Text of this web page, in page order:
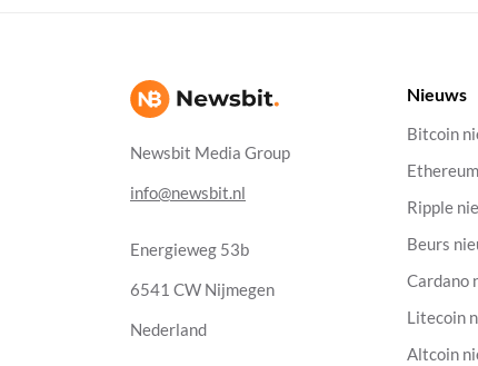
Newsbit Media Group
info@newsbit.nl
Energieweg 53b
6541 CW Nijmegen
Nederland
Nieuws
Bitcoin
Ripple
Beurs
Cardano
Litecoin
Altcoin